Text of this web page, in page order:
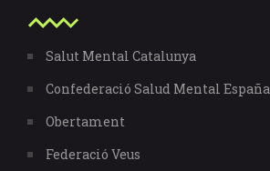
Salut Mental Catalunya
Confederació Salud Mental España
Obertament
Federació Veus